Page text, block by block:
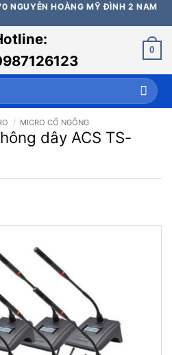
NGUYỄN HOÀNG MỸ ĐÌNH 2 NAM
0
/ MICRO CỔ NGỖNG
dây ACS TS-